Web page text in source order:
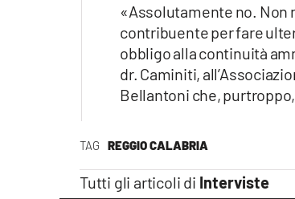
TAG REGGIO CALABRIA
Tutti gli articoli di Interviste
«Assolutamente no. Non
contribuente per fare
obbligo alla continuità
dr. Caminiti,
Bellantoni che,